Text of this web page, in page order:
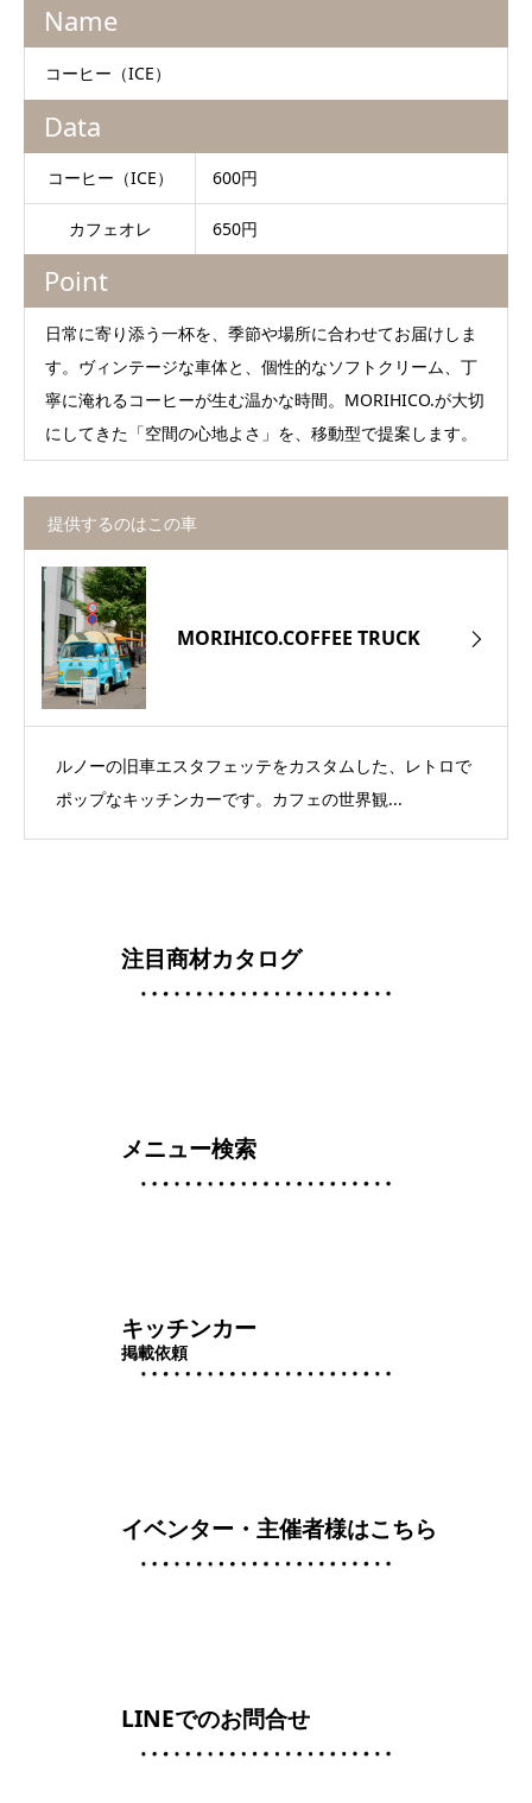
Name
コーヒー（ICE）
Data
コーヒー（ICE） 600円
カフェオレ 650円
Point
日常に寄り添う一杯を、季節や場所に合わせてお届けしま
す。ヴィンテージな車体と、個性的なソフトクリーム、丁
寧に淹れるコーヒーが生む温かな時間。MORIHICO.が大切
にしてきた「空間の心地よさ」を、移動型で提案します。
提供するのはこの車
MORIHICO.COFFEE TRUCK
ルノーの旧車エスタフェッテをカスタムした、レトロで
ポップなキッチンカーです。カフェの世界観...
注目商材カタログ
メニュー検索
キッチンカー
掲載依頼
イベンター・主催者様はこちら
LINEでのお問合せ